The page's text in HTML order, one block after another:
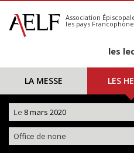
S'abonner
Calendrier
Association
les pays
les
LA MESSE LES
Le 8 mars 2020
Office de none